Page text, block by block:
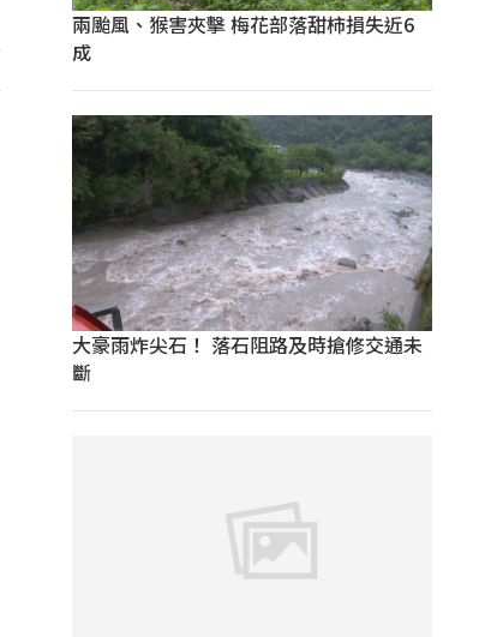
兩颱風、猴害夾擊 梅花部落甜柿損失近6
成
大豪雨炸尖石！ 落石阻路及時搶修交通未
斷